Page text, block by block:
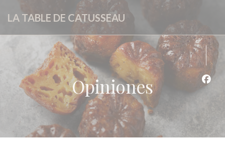
Personalización de sus opciones de cookies
LA TABLE DE CATUSSEAU
Opiniones